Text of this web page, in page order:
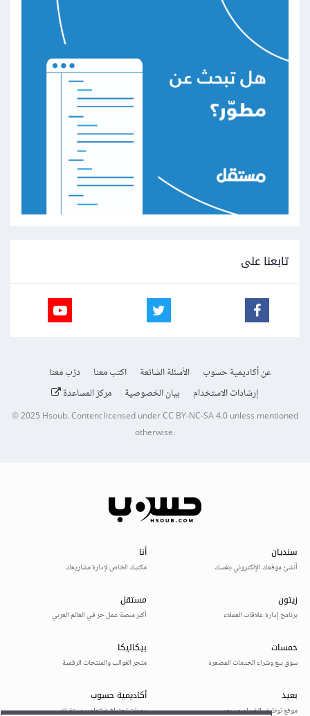
تابعنا على
عن أكاديمية حسوب الأسئلة الشائعة اكتب معنا
درّب معنا
إرشادات الاستخدام
بيان الخصوصية مركز المساعدة
© 2025Hsoub.Content licensed underCC BY-NC-SA 4.0unless mentioned
otherwise.